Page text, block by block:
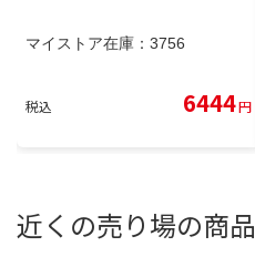
マイストア在庫： 3756
税込 6444円
近くの売り場の商品